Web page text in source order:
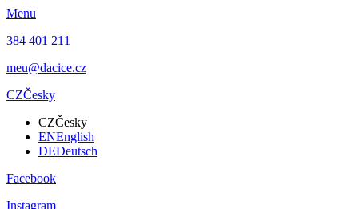
Menu
384 401 211
meu@dacice.cz
CZČesky
CZČesky
ENEnglish
DEDeutsch
Facebook
Instagram